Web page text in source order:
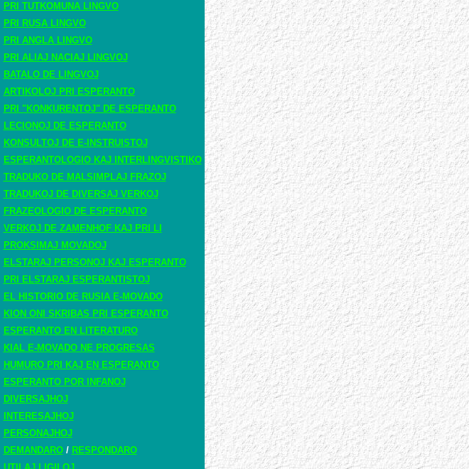
PRI TUTKOMUNA LINGVO
PRI RUSA LINGVO
PRI ANGLA LINGVO
PRI ALIAJ NACIAJ LINGVOJ
BATALO DE LINGVOJ
ARTIKOLOJ PRI ESPERANTO
PRI "KONKURENTOJ" DE ESPERANTO
LECIONOJ DE ESPERANTO
KONSULTOJ DE E-INSTRUISTOJ
ESPERANTOLOGIO KAJ INTERLINGVISTIKO
TRADUKO DE MALSIMPLAJ FRAZOJ
TRADUKOJ DE DIVERSAJ VERKOJ
FRAZEOLOGIO DE ESPERANTO
VERKOJ DE ZAMENHOF KAJ PRI LI
PROKSIMAJ MOVADOJ
ELSTARAJ PERSONOJ KAJ ESPERANTO
PRI ELSTARAJ ESPERANTISTOJ
EL HISTORIO DE RUSIA E-MOVADO
KION ONI SKRIBAS PRI ESPERANTO
ESPERANTO EN LITERATURO
KIAL E-MOVADO NE PROGRESAS
HUMURO PRI KAJ EN ESPERANTO
ESPERANTO POR INFANOJ
DIVERSAJHOJ
INTERESAJHOJ
PERSONAJHOJ
DEMANDARO/ RESPONDARO